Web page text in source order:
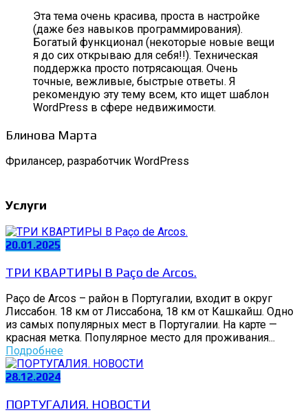
Эта тема очень красива, проста в настройке
(даже без навыков программирования).
Богатый функционал (некоторые новые вещи
я до сих открываю для себя!!). Техническая
поддержка просто потрясающая. Очень
точные, вежливые, быстрые ответы. Я
рекомендую эту тему всем, кто ищет шаблон
WordPress в сфере недвижимости.
Блинова Марта
Фрилансер, разработчик WordPress
Услуги
20.01.2025
ТРИ КВАРТИРЫ В Paço de Arcos.
Paço de Arcos – район в Португалии, входит в округ
Лиссабон. 18 км от Лиссабона, 18 км от Кашкайш. Одно
из самых популярных мест в Португалии. На карте —
красная метка. Популярное место для проживания...
Подробнее
28.12.2024
ПОРТУГАЛИЯ. НОВОСТИ